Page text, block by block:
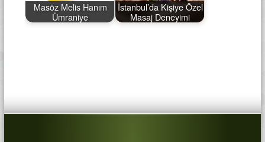
Masöz Melis Hanım
Ümraniye
İstanbul’da Kişiye Özel
Masaj Deneyimi